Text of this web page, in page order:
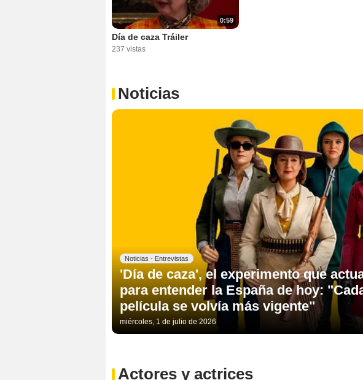
0:59
Día de caza Tráiler
237 vistas
Noticias
Noticias - Entrevistas
'Día de caza', el experimento que
para entender la España de hoy:
película se volvía más vigente"
miércoles, 1 de julio de 2026
Actores y actrices